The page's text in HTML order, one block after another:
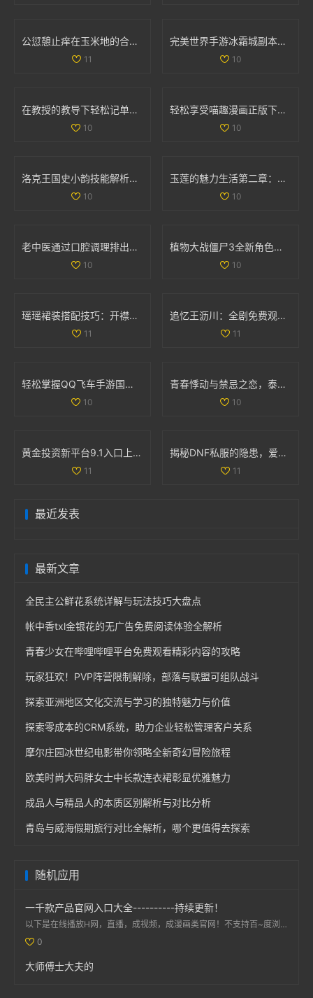
公愆憩止痒在玉米地的合法性解析与相关问题探讨
11
完美世界手游冰霜城副本高效通关技巧全面解析攻略
10
在教授的教导下轻松记单词的趣味电影推荐
10
轻松享受喵趣漫画正版下载，探索猫咪世界的乐趣
10
洛克王国史小韵技能解析与专属技能全面解读
10
玉莲的魅力生活第二章：探索爱情与激情的旅程
10
老中医通过口腔调理排出体内阴毒的方法揭秘
10
植物大战僵尸3全新角色揭秘 異次元之旅精彩不断
10
瑶瑶裙装搭配技巧：开襟开叉裙与鞋子的完美组合
11
追忆王沥川：全剧免费观看引发网友热议与情感共鸣
11
轻松掌握QQ飞车手游国服成绩查询技巧和方法
10
青春悸动与禁忌之恋，泰剧《上瘾》探索爱与欲的复杂关系
10
黄金投资新平台9.1入口上线，尽享财富机会与投资资讯
11
揭秘DNF私服的隐患，爱玩游戏的你该警惕哪些问题
11
最近发表
最新文章
全民主公鲜花系统详解与玩法技巧大盘点
帐中香txl金银花的无广告免费阅读体验全解析
青春少女在哔哩哔哩平台免费观看精彩内容的攻略
玩家狂欢！PVP阵营限制解除，部落与联盟可组队战斗
探索亚洲地区文化交流与学习的独特魅力与价值
探索零成本的CRM系统，助力企业轻松管理客户关系
摩尔庄园冰世纪电影带你领略全新奇幻冒险旅程
欧美时尚大码胖女士中长款连衣裙彰显优雅魅力
成品人与精品人的本质区别解析与对比分析
青岛与威海假期旅行对比全解析，哪个更值得去探索
随机应用
一千款产品官网入口大全----------持续更新！
以下是在线播放H网，直播，成视频，成漫画类官网！不支持百~度浏览器访问，用手机默认浏览器打开：免费看...
0
大师傅士大夫的